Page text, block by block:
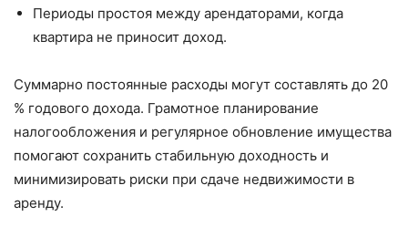
Периоды простоя между арендаторами, когда
квартира не приносит доход.
Суммарно постоянные расходы могут составлять до 20
% годового дохода. Грамотное планирование
налогообложения и регулярное обновление имущества
помогают сохранить стабильную доходность и
минимизировать риски при сдаче недвижимости в
аренду.